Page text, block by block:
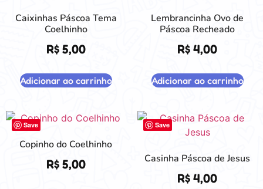
Caixinhas Páscoa Tema
Coelhinho
R$5,00
Adicionar ao carrinho
Lembrancinha Ovo de
Páscoa Recheado
R$ 4,00
Adicionar ao carrinho
Save
Copinho do Coelhinho
R$5,00
Save
Casinha Páscoa de Jesus
R$ 4,00